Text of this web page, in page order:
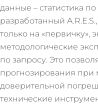
данные – статистика
разработанный
только на «первичку»,
методологические
по запросу. Это
прогнозирования
доверительной
технические